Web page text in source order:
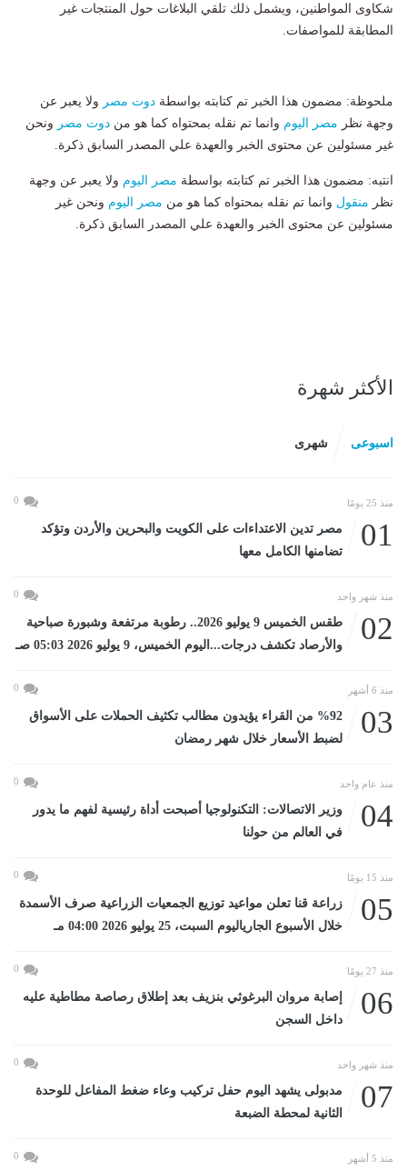
شكاوى المواطنين، ويشمل ذلك تلقي البلاغات حول المنتجات غير
المطابقة للمواصفات.
ملحوظة: مضمون هذا الخبر تم كتابته بواسطة دوت مصر ولا يعبر عن
وجهة نظر مصر اليوم وانما تم نقله بمحتواه كما هو من دوت مصر ونحن
غير مسئولين عن محتوى الخبر والعهدة علي المصدر السابق ذكرة.
انتبه: مضمون هذا الخبر تم كتابته بواسطة مصر اليوم ولا يعبر عن وجهة
نظر منقول وانما تم نقله بمحتواه كما هو من مصر اليوم ونحن غير
مسئولين عن محتوى الخبر والعهدة علي المصدر السابق ذكرة.
الأكثر شهرة
اسبوعى شهرى
منذ 25 يومًا 0
01
مصر تدين الاعتداءات على الكويت والبحرين والأردن وتؤكد
تضامنها الكامل معها
منذ شهر واحد 0
02
طقس الخميس 9 يوليو 2026.. رطوبة مرتفعة وشبورة صباحية
والأرصاد تكشف درجات...اليوم الخميس، 9 يوليو 2026 05:03 صـ
منذ 6 أشهر 0
03
%92 من القراء يؤيدون مطالب تكثيف الحملات على الأسواق
لضبط الأسعار خلال شهر رمضان
منذ عام واحد 0
04
وزير الاتصالات: التكنولوجيا أصبحت أداة رئيسية لفهم ما يدور
في العالم من حولنا
منذ 15 يومًا 0
05
زراعة قنا تعلن مواعيد توزيع الجمعيات الزراعية صرف الأسمدة
خلال الأسبوع الجارياليوم السبت، 25 يوليو 2026 04:00 مـ
منذ 27 يومًا 0
06
إصابة مروان البرغوثي بنزيف بعد إطلاق رصاصة مطاطية عليه
داخل السجن
منذ شهر واحد 0
07
مدبولى يشهد اليوم حفل تركيب وعاء ضغط المفاعل للوحدة
الثانية لمحطة الضبعة
منذ 5 أشهر 0